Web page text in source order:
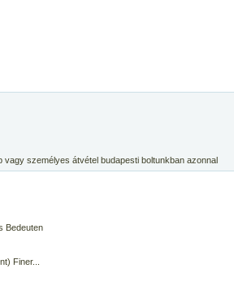
vagy személyes átvétel budapesti boltunkban azonnal
Bedeuten
Finer...